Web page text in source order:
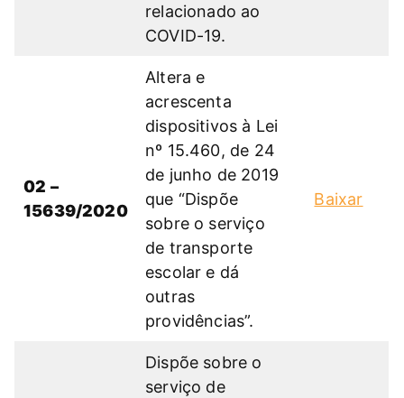
relacionado ao
COVID-19.
02 –
15639/2020
Altera e
acrescenta
dispositivos à Lei
nº 15.460, de 24
de junho de 2019
que “Dispõe
sobre o serviço
de transporte
escolar e dá
outras
providências”.
Baixar
Dispõe sobre o
serviço de